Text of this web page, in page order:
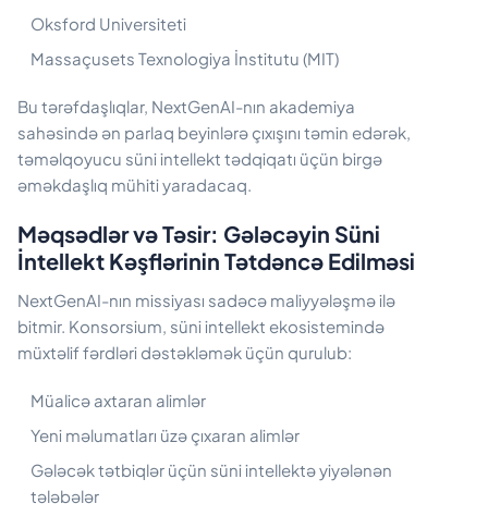
Oksford Universiteti
Massaçusets Texnologiya İnstitutu (MIT)
Bu tərəfdaşlıqlar, NextGenAI-nın akademiya
sahəsində ən parlaq beyinlərə çıxışını təmin edərək,
təməlqoyucu süni intellekt tədqiqatı üçün birgə
əməkdaşlıq mühiti yaradacaq.
Məqsədlər və Təsir: Gələcəyin Süni
İntellekt Kəşflərinin Tətdəncə Edilməsi
NextGenAI-nın missiyası sadəcə maliyyələşmə ilə
bitmir. Konsorsium, süni intellekt ekosistemində
müxtəlif fərdləri dəstəkləmək üçün qurulub:
Müalicə axtaran alimlər
Yeni məlumatları üzə çıxaran alimlər
Gələcək tətbiqlər üçün süni intellektə yiyələnən
tələbələr